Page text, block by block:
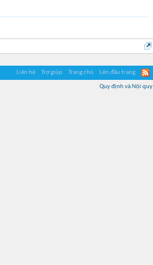
Liên hệ Trợ giúp Trang chủ Lên đầu trang
Quy định và Nội quy